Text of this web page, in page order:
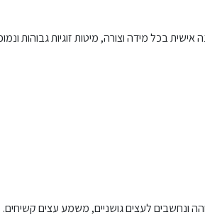
בכל מידה וצורה, מיטות זוגיות גבוהות
ונחשבים לעצים גושניים, משמע עצים קשיחים.